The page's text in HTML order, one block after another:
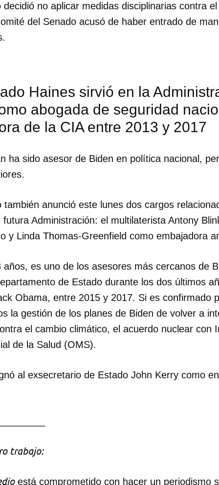
no aplicar medidas disciplinarias contra
del Senado acusó de haber entrado de
Haines sirvió en la
abogada de seguridad
de la CIA entre 2013 y 2017
ha sido asesor de Biden en política nacional,
también anunció este lunes dos cargos
Administración: el multilaterista Antony
y Linda Thomas-Greenfield como embajadora
años, es uno de los asesores más cercanos de
de Estado durante los dos últimos
Obama, entre 2015 y 2017. Si es confirmado
la gestión de los planes de Biden de volver a
el cambio climático, el acuerdo nuclear con
de la Salud (OMS).
al exsecretario de Estado John Kerry como
trabajo:
está comprometido con hacer un periodismo